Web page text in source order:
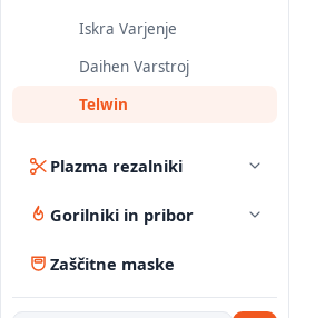
Iskra Varjenje
Daihen Varstroj
Telwin
Plazma rezalniki
Gorilniki in pribor
Zaščitne maske